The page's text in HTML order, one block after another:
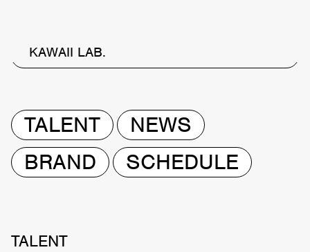
KAWAII LAB.
TALENT
NEWS
BRAND
SCHEDULE
TALENT